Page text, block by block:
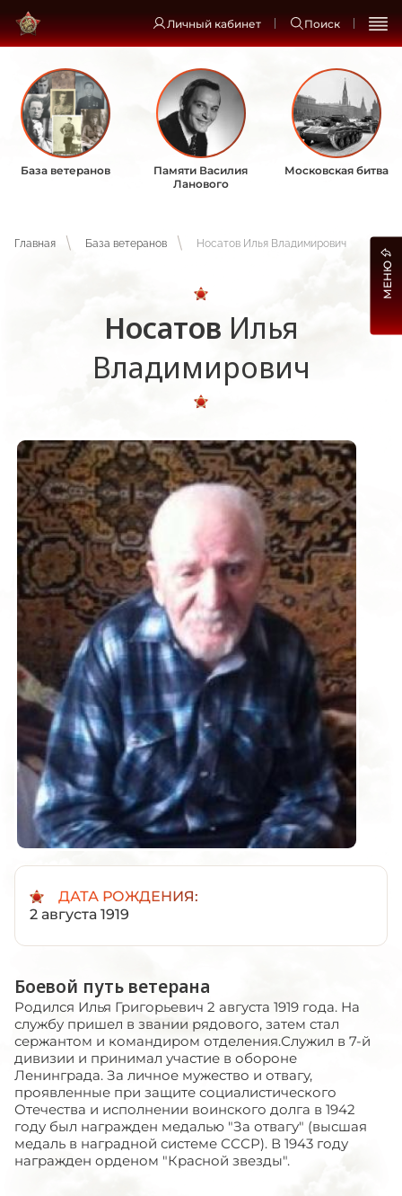
Личный кабинет Поиск
База ветеранов
Памяти Василия
Ланового
Московская битва
Главная База ветеранов Носатов Илья Владимирович
Носатов Илья
Владимирович
ДАТА РОЖДЕНИЯ:
2 августа 1919
Боевой путь ветерана
Родился Илья Григорьевич 2 августа 1919 года. На
службу пришел в звании рядового, затем стал
сержантом и командиром отделения.Служил в 7-й
дивизии и принимал участие в обороне
Ленинграда. За личное мужество и отвагу,
проявленные при защите социалистического
Отечества и исполнении воинского долга в 1942
году был награжден медалью "За отвагу" (высшая
медаль в наградной системе СССР). В 1943 году
награжден орденом "Красной звезды".
МЕНЮ